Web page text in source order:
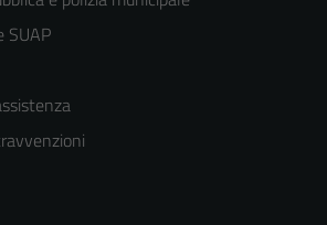
SUAP